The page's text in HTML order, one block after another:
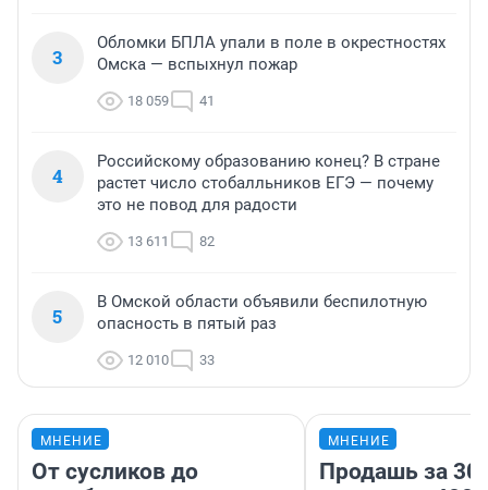
3
Обломки БПЛА упали в поле в окрестностях
Омска — вспыхнул пожар
18 059 41
4
Российскому образованию конец? В стране
растет число стобалльников ЕГЭ — почему
это не повод для радости
13 611 82
5
В Омской области объявили беспилотную
опасность в пятый раз
12 010 33
МНЕНИЕ
От сусликов до
МНЕНИЕ
Продашь за